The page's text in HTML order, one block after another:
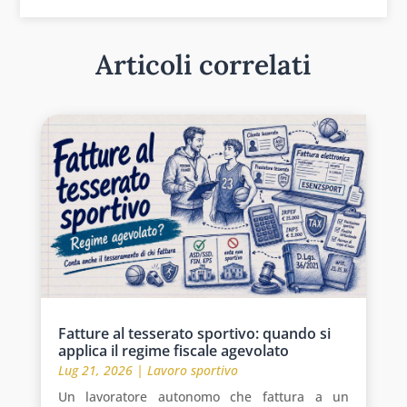
Articoli correlati
Fatture al tesserato sportivo: quando si
applica il regime fiscale agevolato
Lug 21, 2026| Lavoro sportivo
Un lavoratore autonomo che fattura a un